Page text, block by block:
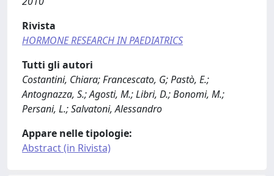
Rivista
HORMONE RESEARCH IN PAEDIATRICS
Tutti gli autori
Costantini, Chiara; Francescato, G; Pastò, E.;
Antognazza, S.; Agosti, M.; Libri, D.; Bonomi, M.;
Persani, L.; Salvatoni, Alessandro
Appare nelle tipologie:
Abstract (in Rivista)